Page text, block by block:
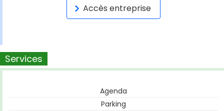
Accès entreprise
Services
Agenda
Parking